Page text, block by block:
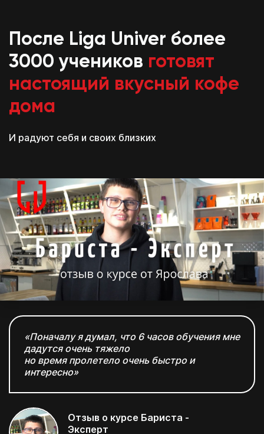
После Liga Univer более
3000 учеников готовят
настоящий вкусный кофе
дома
И радуют себя и своих близких
«Поначалу я думал, что 6 часов обучения мне
дадутся очень тяжело
но время пролетело очень быстро и
интересно»
Отзыв о курсе Бариста -
Эксперт
Поэтому дарим